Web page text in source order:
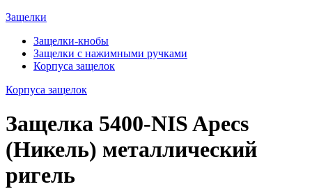
Защелки
Защелки-кнобы
Защелки с нажимными ручками
Корпуса защелок
Корпуса защелок
Защелка 5400-NIS Apecs
(Никель) металлический
ригель